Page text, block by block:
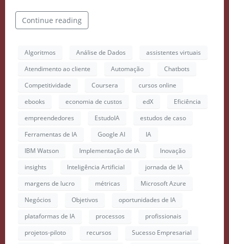
Continue reading
Algoritmos Análise de Dados
assistentes virtuais
Atendimento ao cliente
Automação
Chatbots
Competitividade
Coursera
cursos online
ebooks
economia de custos edX
Eficiência
empreendedores
EstudoIA
estudos de caso
Ferramentas de IA
Google AI
IA
IBM Watson
Implementação de IA
Inovação
insights
Inteligência Artificial
jornada de IA
margens de lucro
métricas
Microsoft Azure
Negócios
Objetivos
oportunidades de IA
plataformas de IA
processos
profissionais
projetos-piloto
recursos
Sucesso Empresarial